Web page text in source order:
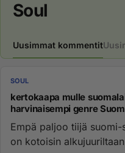
Soul
Uusimmat kommentit
SOUL
kertokaapa mulle
harvinaisempi genre
Empä paljoo tiijä
on kotoisin